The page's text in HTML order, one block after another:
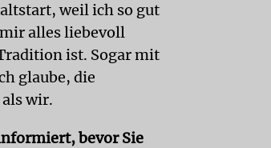
weil ich so gut
alles liebevoll
ist. Sogar mit
glaube, die
wir.
bevor Sie